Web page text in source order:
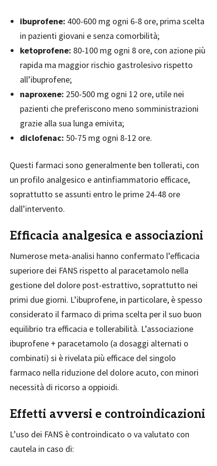
ibuprofene: 400-600 mg ogni 6-8 ore, prima scelta
in pazienti giovani e senza comorbilità;
ketoprofene: 80-100 mg ogni 8 ore, con azione più
rapida ma maggior rischio gastrolesivo rispetto
all’ibuprofene;
naproxene: 250-500 mg ogni 12 ore, utile nei
pazienti che preferiscono meno somministrazioni
grazie alla sua lunga emivita;
diclofenac: 50-75 mg ogni 8-12 ore.
Questi farmaci sono generalmente ben tollerati, con
un profilo analgesico e antinfiammatorio efficace,
soprattutto se assunti entro le prime 24-48 ore
dall’intervento.
Efficacia analgesica e associazioni
Numerose meta-analisi hanno confermato l’efficacia
superiore dei FANS rispetto al paracetamolo nella
gestione del dolore post-estrattivo, soprattutto nei
primi due giorni. L’ibuprofene, in particolare, è spesso
considerato il farmaco di prima scelta per il suo buon
equilibrio tra efficacia e tollerabilità. L’associazione
ibuprofene + paracetamolo (a dosaggi alternati o
combinati) si è rivelata più efficace del singolo
farmaco nella riduzione del dolore acuto, con minori
necessità di ricorso a oppioidi.
Effetti avversi e controindicazioni
L’uso dei FANS è controindicato o va valutato con
cautela in caso di: